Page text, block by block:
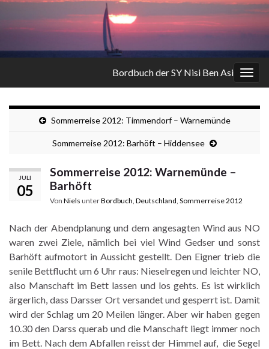
Bordbuch der SY Nisi Ben Asi
Sommerreise 2012: Timmendorf – Warnemünde
Sommerreise 2012: Barhöft – Hiddensee
JULI
05
Sommerreise 2012: Warnemünde –
Barhöft
Von Niels unterBordbuch Deutschland Sommerreise 2012
Nach der Abendplanung und dem angesagten Wind aus NO
waren zwei Ziele, nämlich bei viel Wind Gedser und sonst
Barhöft aufmotort in Aussicht gestellt. Den Eigner trieb die
senile Bettflucht um 6 Uhr raus: Nieselregen und leichter NO,
also Manschaft im Bett lassen und los gehts. Es ist wirklich
ärgerlich, dass Darsser Ort versandet und gesperrt ist. Damit
wird der Schlag um 20 Meilen länger. Aber wir haben gegen
10.30 den Darss querab und die Manschaft liegt immer noch
im Bett. Nach dem Abfallen reisst der Himmel auf, die Segel